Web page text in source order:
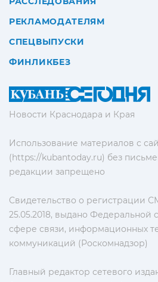
Новости Краснодара и Края
Использование материалов с
(https://kubantoday.ru) без
редакции запрещено
Свидетельство о регистрации
25.05.2018, выдано Федеральной
сфере связи, информационных
коммуникаций (Роскомнадзор)
Главный редактор сетевого
РЕКЛАМОДАТЕЛЯМ
СПЕЦВЫПУСКИ
ФИНЛИКБЕЗ